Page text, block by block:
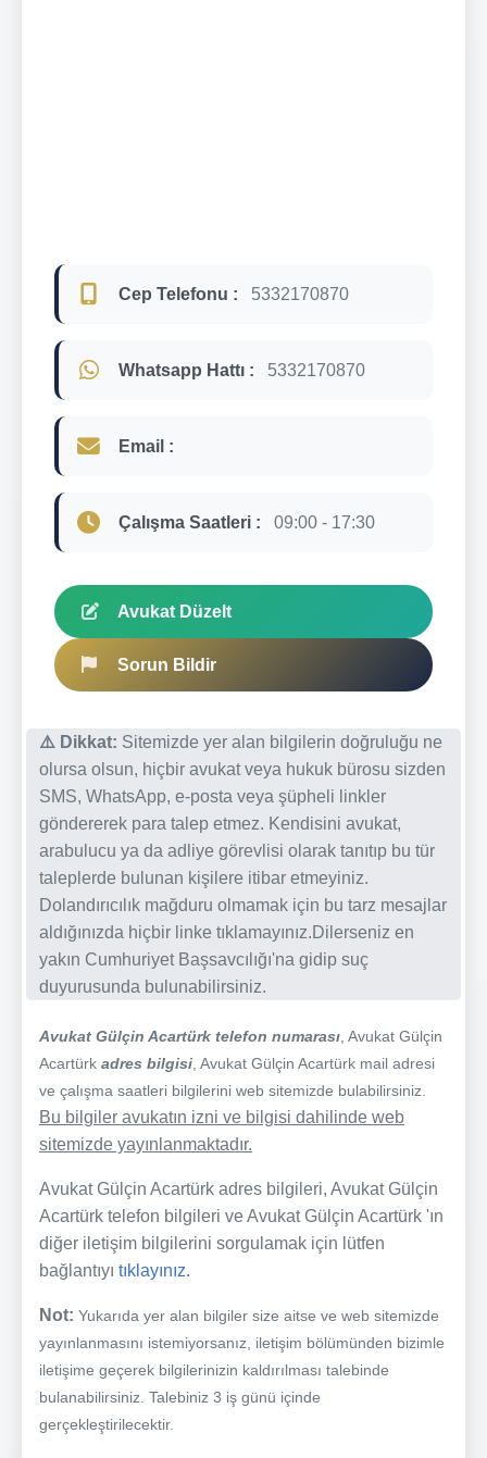
Cep Telefonu : 5332170870
Whatsapp Hattı : 5332170870
Email :
Çalışma Saatleri : 09:00 - 17:30
Avukat Düzelt
Sorun Bildir
⚠️ Dikkat: Sitemizde yer alan bilgilerin doğruluğu ne
olursa olsun, hiçbir avukat veya hukuk bürosu sizden
SMS, WhatsApp, e-posta veya şüpheli linkler
göndererek para talep etmez. Kendisini avukat,
arabulucu ya da adliye görevlisi olarak tanıtıp bu tür
taleplerde bulunan kişilere itibar etmeyiniz.
Dolandırıcılık mağduru olmamak için bu tarz mesajlar
aldığınızda hiçbir linke tıklamayınız.Dilerseniz en
yakın Cumhuriyet Başsavcılığı'na gidip suç
duyurusunda bulunabilirsiniz.
Avukat Gülçin Acartürk telefon numarası , Avukat Gülçin
Acartürk adres bilgisi , Avukat Gülçin Acartürk mail adresi
ve çalışma saatleri bilgilerini web sitemizde bulabilirsiniz.
Bu bilgiler avukatın izni ve bilgisi dahilinde web
sitemizde yayınlanmaktadır.
Avukat Gülçin Acartürk adres bilgileri, Avukat Gülçin
Acartürk telefon bilgileri ve Avukat Gülçin Acartürk 'ın
diğer iletişim bilgilerini sorgulamak için lütfen
bağlantıyı tıklayınız.
Not: Yukarıda yer alan bilgiler size aitse ve web sitemizde
yayınlanmasını istemiyorsanız, iletişim bölümünden bizimle
iletişime geçerek bilgilerinizin kaldırılması talebinde
bulanabilirsiniz. Talebiniz 3 iş günü içinde
gerçekleştirilecektir.